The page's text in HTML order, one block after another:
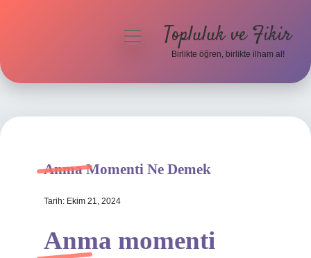
Hakkımızda
menüyüTopluluk ve Fikir
Birlikte öğren, birlikte ilham al!
Anma Momenti Ne Demek
Tarih: Ekim 21, 2024
Anma momenti